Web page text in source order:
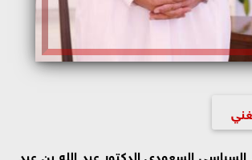
السياسى السعودى الدكتور عبد الله بن عبد